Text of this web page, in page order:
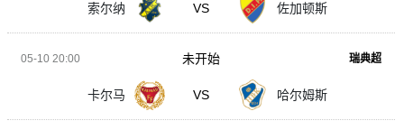
索尔纳 VS 佐加顿斯
05-10 20:00 瑞典超
卡尔马 VS 哈尔姆斯
未开始